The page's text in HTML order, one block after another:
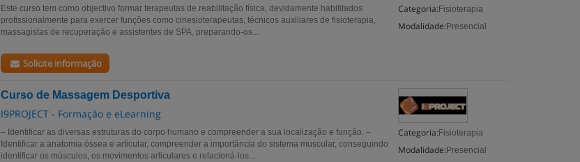
Categoria: Fisioterapia
Modalidade: Presencial
Este curso tem como objectivo formar terapeutas de reabilitação física, devidamente habilitados
profissionalmente para exercer funções como cinesioterapeutas, técnicos auxiliares de fisioterapia,
massagistas de recuperação e assistentes de SPA, preparando-os...
Solicite informação
Curso de Massagem Desportiva
I9PROJECT - Formação e eLearning
Categoria: Fisioterapia
Modalidade: Presencial
– Identificar as diversas estruturas do corpo humano e compreender a sua localização e função. –
Identificar a anatomia óssea e articular, compreender a importância do sistema muscular, conseguindo
identificar os músculos, os movimentos articulares e relacioná-los...